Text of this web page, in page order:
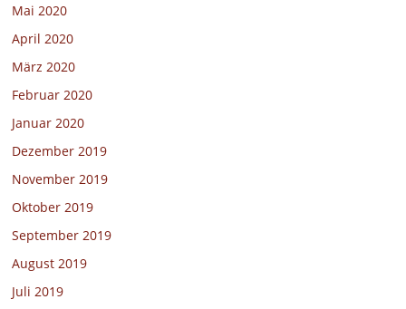
Mai 2020
April 2020
März 2020
Februar 2020
Januar 2020
Dezember 2019
November 2019
Oktober 2019
September 2019
August 2019
Juli 2019